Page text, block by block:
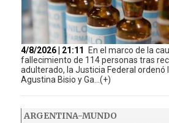
4/8/2026 | 21:11
En el marco de la
fallecimiento de 114 personas tras
adulterado, la Justicia Federal ordenó
Agustina Bisio y Ga...(+)
ARGENTINA-MUNDO